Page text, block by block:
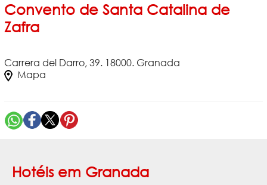
Convento de Santa Catalina de
Zafra
Carrera del Darro, 39. 18000. Granada
Mapa
Hotéis em Granada